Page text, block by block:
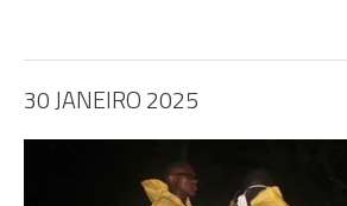
30 JANEIRO 2025